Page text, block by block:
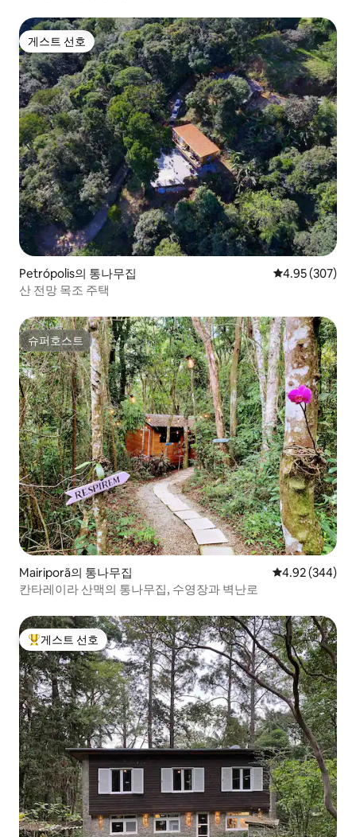
게스트 선호
게스트 선호
Petrópolis의 통나무집 평점 4.95점(5
4.95 (307)
산 전망 목조 주택
슈퍼호스트
슈퍼호스트
Mairiporã의 통나무집 평점 4.92점(5
4.92 (344)
칸타레이라 산맥의 통나무집, 수영장과 벽난로
상위 게스트 선호
게스트 선호